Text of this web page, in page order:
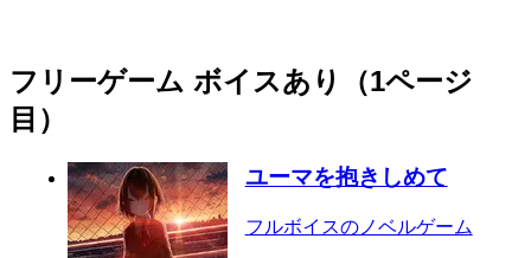
フリーゲーム ボイスあり（1ページ
目）
ユーマを抱きしめて
フルボイスのノベルゲーム